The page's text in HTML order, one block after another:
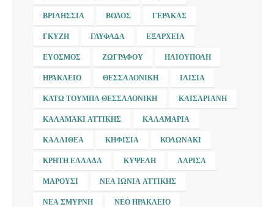
ΒΡΙΛΉΣΣΙΑ ΒΌΛΟΣ ΓΈΡΑΚΑΣ
ΓΚΎΖΗ ΓΛΥΦΆΔΑ ΕΞΆΡΧΕΙΑ
ΕΎΟΣΜΟΣ ΖΩΓΡΆΦΟΥ ΗΛΙΟΎΠΟΛΗ
ΗΡΆΚΛΕΙΟ ΘΕΣΣΑΛΟΝΊΚΗ ΙΛΊΣΙΑ
ΚΆΤΩ ΤΟΎΜΠΑ ΘΕΣΣΑΛΟΝΊΚΗ ΚΑΙΣΑΡΙΑΝΉ
ΚΑΛΑΜΆΚΙ ΑΤΤΙΚΉΣ ΚΑΛΑΜΑΡΙΆ
ΚΑΛΛΙΘΈΑ ΚΗΦΙΣΙΆ ΚΟΛΩΝΆΚΙ
ΚΡΉΤΗ ΕΛΛΆΔΑ ΚΥΨΈΛΗ ΛΆΡΙΣΑ
ΜΑΡΟΎΣΙ ΝΈΑ ΙΩΝΊΑ ΑΤΤΙΚΉΣ
ΝΈΑ ΣΜΎΡΝΗ ΝΈΟ ΗΡΆΚΛΕΙΟ